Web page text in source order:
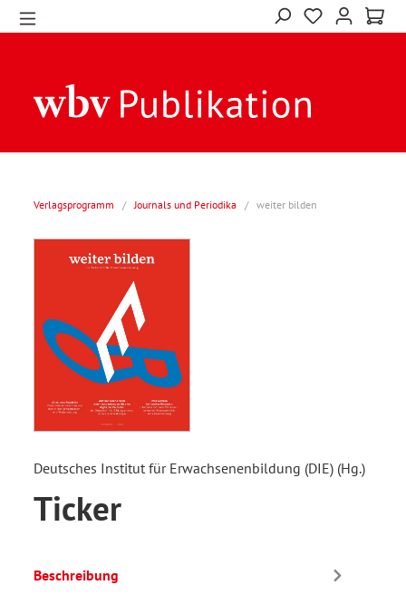
Verlagsprogramm / Journals und Periodika / weiter bilden
Deutsches Institut für Erwachsenenbildung (DIE) (Hg.)
Ticker
Beschreibung